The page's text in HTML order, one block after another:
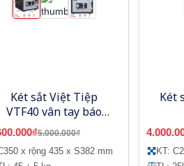
Két sắt Việt Tiệp
VTF40 vân tay báo
động
5.000.000₫
x rộng 435 x S382 mm
Két
KT: